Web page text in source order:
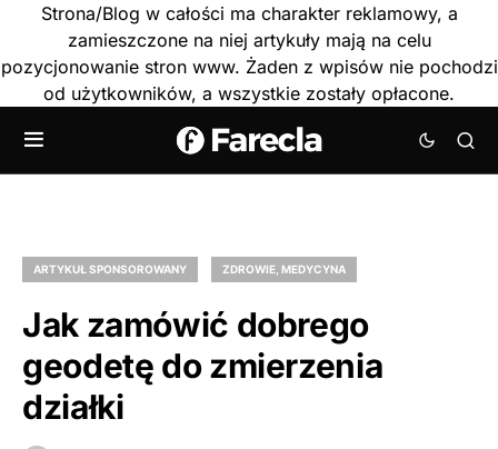
Strona/Blog w całości ma charakter reklamowy, a
zamieszczone na niej artykuły mają na celu
pozycjonowanie stron www. Żaden z wpisów nie pochodzi
od użytkowników, a wszystkie zostały opłacone.
ARTYKUŁ SPONSOROWANY ZDROWIE, MEDYCYNA
Jak zamówić dobrego
geodetę do zmierzenia
działki